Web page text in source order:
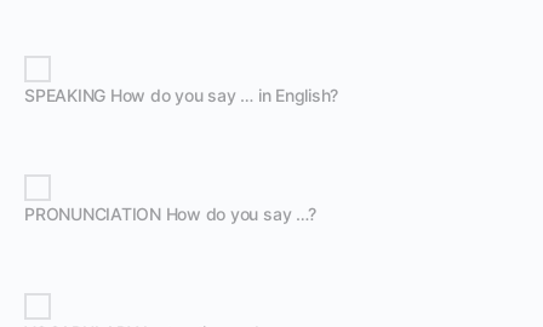
SPEAKING How do you say … in English?
PRONUNCIATION How do you say …?